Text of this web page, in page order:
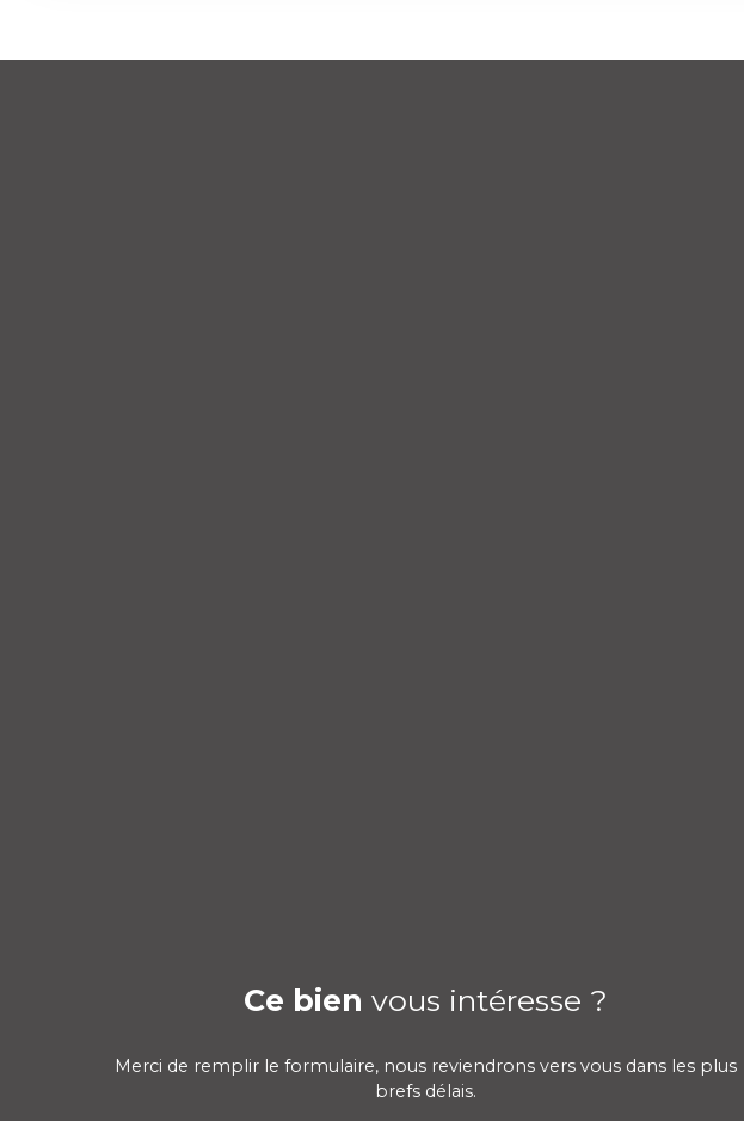
Ce bien vous intéresse ?
Merci de remplir le formulaire, nous reviendrons vers vous dans les plus
brefs délais.